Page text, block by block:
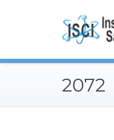
2072